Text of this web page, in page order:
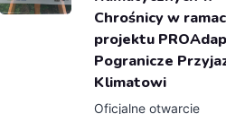
Chrośnicy w
projektu
Pogranicze
Klimatowi
Oficjalne otwarcie